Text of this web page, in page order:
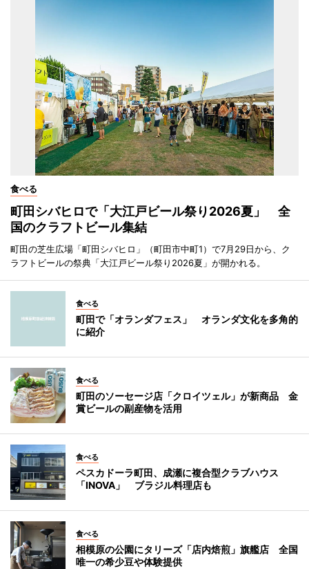
食べる
町田シバヒロで「大江戸ビール祭り2026夏」 全
国のクラフトビール集結
町田の芝生広場「町田シバヒロ」（町田市中町1）で7月29日から、ク
ラフトビールの祭典「大江戸ビール祭り2026夏」が開かれる。
食べる
町田で「オランダフェス」 オランダ文化を多角的
に紹介
食べる
町田のソーセージ店「クロイツェル」が新商品 金
賞ビールの副産物を活用
食べる
ペスカドーラ町田、成瀬に複合型クラブハウス
「INOVA」 ブラジル料理店も
食べる
相模原の公園にタリーズ「店内焙煎」旗艦店 全国
唯一の希少豆や体験提供